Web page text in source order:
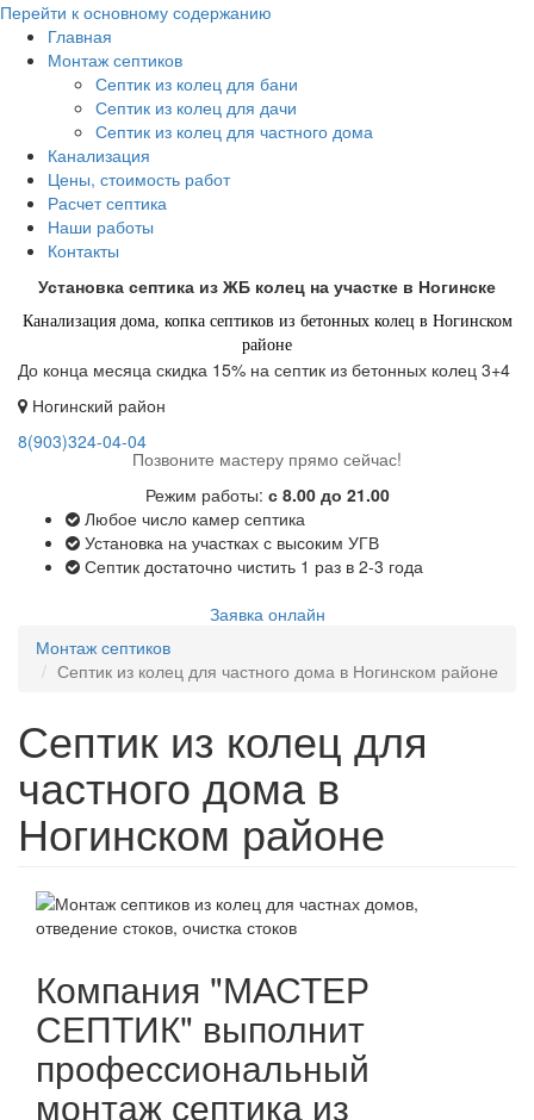
Перейти к основному содержанию
Главная
Монтаж септиков
Септик из колец для бани
Септик из колец для дачи
Септик из колец для частного дома
Канализация
Цены, стоимость работ
Расчет септика
Наши работы
Контакты
Установка септика из ЖБ колец на участке в Ногинске
Канализация дома, копка септиков из бетонных колец в Ногинском
районе
До конца месяца скидка 15% на септик из бетонных колец 3+4
Ногинский район
8(903)324-04-04
Позвоните мастеру прямо сейчас!
Режим работы: с 8.00 до 21.00
Любое число камер септика
Установка на участках с высоким УГВ
Септик достаточно чистить 1 раз в 2-3 года
Заявка онлайн
Монтаж септиков
Септик из колец для частного дома в Ногинском районе
Септик из колец для
частного дома в
Ногинском районе
Компания "МАСТЕР
СЕПТИК" выполнит
профессиональный
монтаж септика из